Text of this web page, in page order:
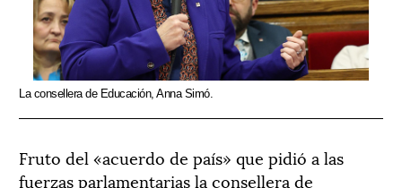
La consellera de Educación, Anna Simó.
Fruto del «acuerdo de país» que pidió a las
fuerzas parlamentarias la consellera de